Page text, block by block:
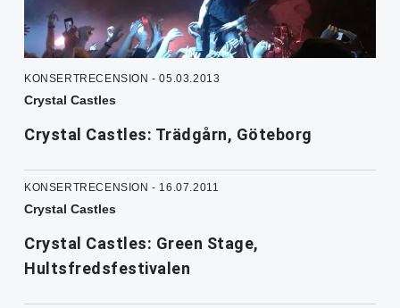
KONSERTRECENSION - 05.03.2013
Crystal Castles
Crystal Castles: Trädgårn, Göteborg
KONSERTRECENSION - 16.07.2011
Crystal Castles
Crystal Castles: Green Stage,
Hultsfredsfestivalen